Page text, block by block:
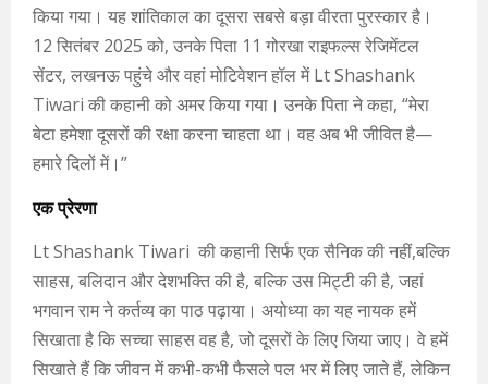
किया गया। यह शांतिकाल का दूसरा सबसे बड़ा वीरता पुरस्कार है।
12 सितंबर 2025 को, उनके पिता 11 गोरखा राइफल्स रेजिमेंटल
सेंटर, लखनऊ पहुंचे और वहां मोटिवेशन हॉल में Lt Shashank
Tiwari की कहानी को अमर किया गया। उनके पिता ने कहा, “मेरा
बेटा हमेशा दूसरों की रक्षा करना चाहता था। वह अब भी जीवित है—
हमारे दिलों में।”
एक प्रेरणा
Lt Shashank Tiwari की कहानी सिर्फ एक सैनिक की नहीं,बल्कि
साहस, बलिदान और देशभक्ति की है, बल्कि उस मिट्टी की है, जहां
भगवान राम ने कर्तव्य का पाठ पढ़ाया। अयोध्या का यह नायक हमें
सिखाता है कि सच्चा साहस वह है, जो दूसरों के लिए जिया जाए। वे हमें
सिखाते हैं कि जीवन में कभी-कभी फैसले पल भर में लिए जाते हैं, लेकिन